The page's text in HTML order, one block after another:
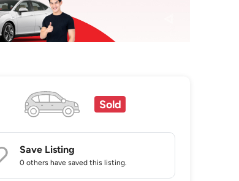
Sold
Save Listing
0 others have saved this listing.